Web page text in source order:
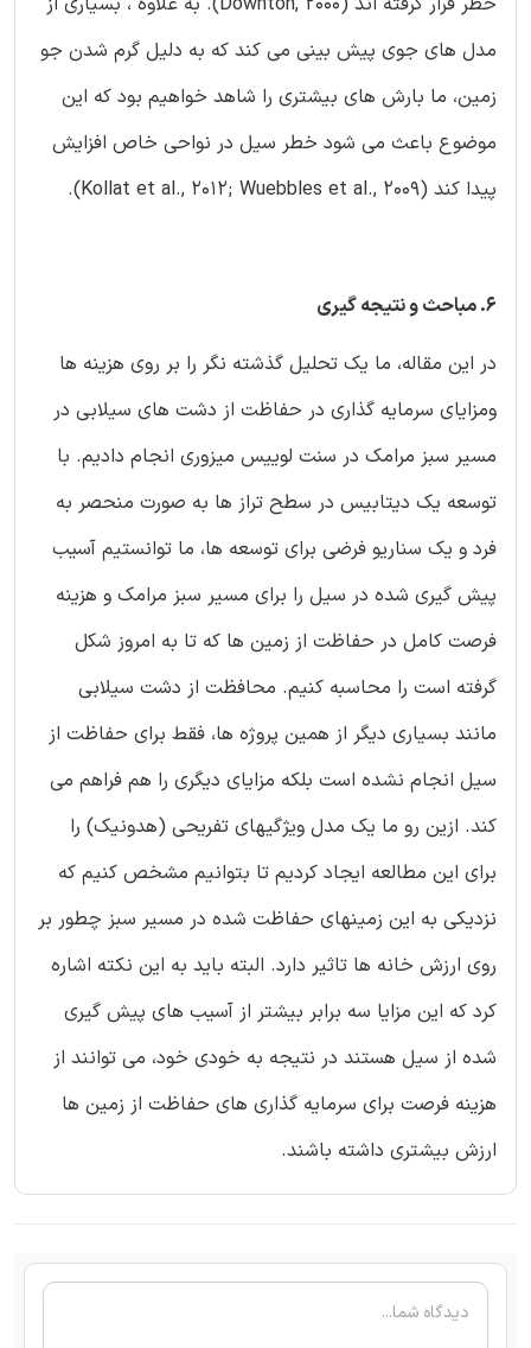
مدل های جوی پیش بینی می کند که به دلیل گرم شدن جو
زمین، ما بارش های بیشتری را شاهد خواهیم بود که این
موضوع باعث می شود خطر سیل در نواحی خاص افزایش
پیدا کند (Kollat et al., 2012; Wuebbles et al., 2009).
6. مباحث و نتیجه گیری
در این مقاله، ما یک تحلیل گذشته نگر را بر روی هزینه ها
ومزایای سرمایه گذاری در حفاظت از دشت های سیلابی در
مسیر سبز مرامک در سنت لوییس میزوری انجام دادیم. با
توسعه یک دیتابیس در سطح تراز ها به صورت منحصر به
فرد و یک سناریو فرضی برای توسعه ها، ما توانستیم آسیب
پیش گیری شده در سیل را برای مسیر سبز مرامک و هزینه
فرصت کامل در حفاظت از زمین ها که تا به امروز شکل
گرفته است را محاسبه کنیم. محافظت از دشت سیلابی
مانند بسیاری دیگر از همین پروژه ها، فقط برای حفاظت از
سیل انجام نشده است بلکه مزایای دیگری را هم فراهم می
کند. ازین رو ما یک مدل ویژگیهای تفریحی (هدونیک) را
برای این مطالعه ایجاد کردیم تا بتوانیم مشخص کنیم که
نزدیکی به این زمینهای حفاظت شده در مسیر سبز چطور بر
روی ارزش خانه ها تاثیر دارد. البته باید به این نکته اشاره
کرد که این مزایا سه برابر بیشتر از آسیب های پیش گیری
شده از سیل هستند در نتیجه به خودی خود، می توانند از
هزینه فرصت برای سرمایه گذاری های حفاظت از زمین ها
ارزش بیشتری داشته باشند.